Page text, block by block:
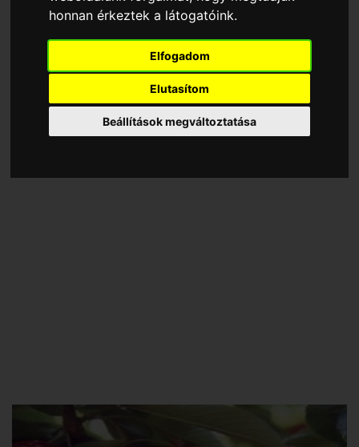
honnan érkeztek a látogatóink.
Elfogadom
Elutasítom
Beállítások megváltoztatása